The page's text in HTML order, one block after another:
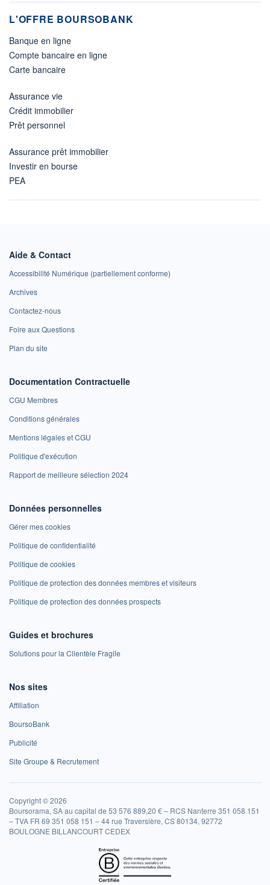
L'OFFRE BOURSOBANK
Banque en ligne
Compte bancaire en ligne
Carte bancaire
Assurance vie
Crédit immobilier
Prêt personnel
Assurance prêt immobilier
Investir en bourse
PEA
Aide & Contact
Accessibilité Numérique (partiellement conforme)
Archives
Contactez-nous
Foire aux Questions
Plan du site
Documentation Contractuelle
CGU Membres
Conditions générales
Mentions légales et CGU
Politique d'exécution
Rapport de meilleure sélection 2024
Données personnelles
Gérer mes cookies
Politique de confidentialité
Politique de cookies
Politique de protection des données membres et visiteurs
Politique de protection des données prospects
Guides et brochures
Solutions pour la Clientèle Fragile
Nos sites
Affiliation
BoursoBank
Publicité
Site Groupe & Recrutement
Copyright © 2026
Boursorama, SA au capital de 53 576 889,20 € – RCS Nanterre 351 058 151
– TVA FR 69 351 058 151 – 44 rue Traversière, CS 80134, 92772
BOULOGNE BILLANCOURT CEDEX